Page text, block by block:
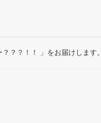
？？！！ 」をお届けします。